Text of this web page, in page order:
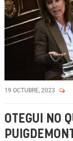
19 OCTUBRE, 2023
OTEGUI NO